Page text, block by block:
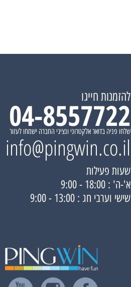
להזמנות חייגו
04-8557722
שלחו פניה בדואר אלקטרוני ונציגי החברה ישמחו לעזור
info@pingwin.co.il
שעות פעילות
א'-ה' : 18:00 - 9:00
שישי וערבי חג : 13:00 - 9:00